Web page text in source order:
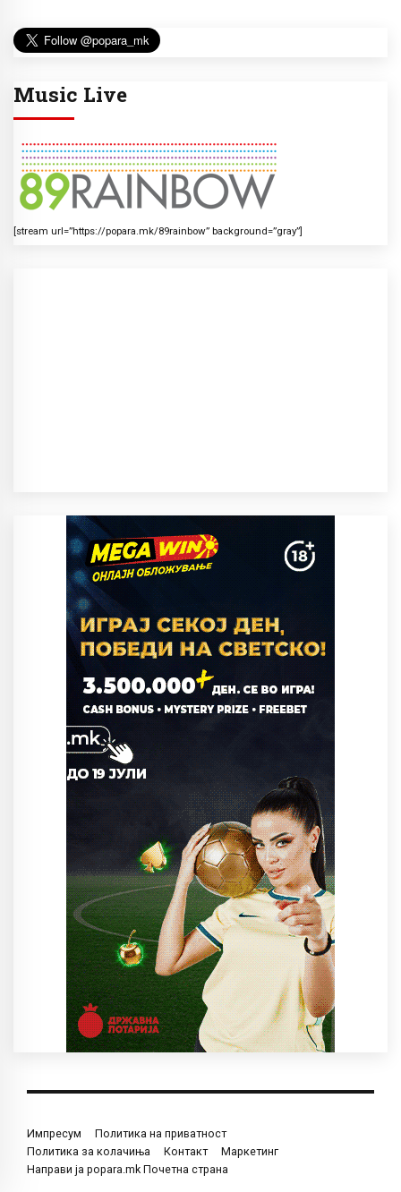
Music Live
[stream url=”https://popara.mk/89rainbow” background=”gray”]
Импресум
Политика на приватност
Политика за колачиња
Контакт
Маркетинг
Направи ја popara.mk Почетна страна